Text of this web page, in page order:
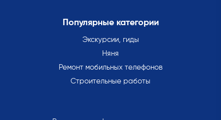
Популярные категории
Экскурсии, гиды
Няня
Ремонт мобильных телефонов
Строительные работы